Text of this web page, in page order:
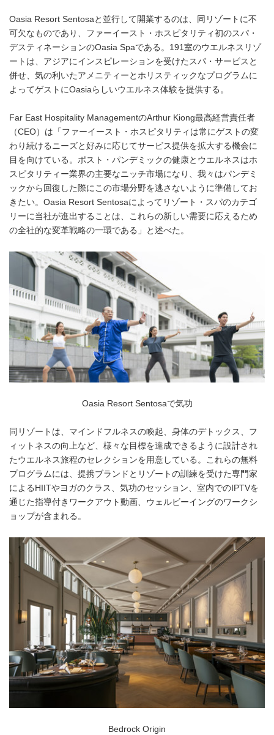
Oasia Resort Sentosaと並行して開業するのは、同リゾートに不
可欠なものであり、ファーイースト・ホスピタリティ初のスパ・
デスティネーションのOasia Spaである。191室のウエルネスリゾ
ートは、アジアにインスピレーションを受けたスパ・サービスと
併せ、気の利いたアメニティーとホリスティックなプログラムに
よってゲストにOasiaらしいウエルネス体験を提供する。
Far East Hospitality ManagementのArthur Kiong最高経営責任者
（CEO）は「ファーイースト・ホスピタリティは常にゲストの変
わり続けるニーズと好みに応じてサービス提供を拡大する機会に
目を向けている。ポスト・パンデミックの健康とウエルネスはホ
スピタリティー業界の主要なニッチ市場になり、我々はパンデミ
ックから回復した際にこの市場分野を逃さないように準備してお
きたい。Oasia Resort Sentosaによってリゾート・スパのカテゴ
リーに当社が進出することは、これらの新しい需要に応えるため
の全社的な変革戦略の一環である」と述べた。
Oasia Resort Sentosaで気功
同リゾートは、マインドフルネスの喚起、身体のデトックス、フ
ィットネスの向上など、様々な目標を達成できるように設計され
たウエルネス旅程のセレクションを用意している。これらの無料
プログラムには、提携ブランドとリゾートの訓練を受けた専門家
によるHIITやヨガのクラス、気功のセッション、室内でのIPTVを
通じた指導付きワークアウト動画、ウェルビーイングのワークシ
ョップが含まれる。
Bedrock Origin